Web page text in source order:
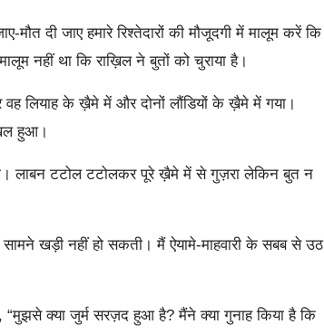
दी जाए हमारे रिश्तेदारों की मौजूदगी में मालूम करें कि
नहीं था कि राख़िल ने बुतों को चुराया है।
लियाह के ख़ैमे में और दोनों लौंडियों के ख़ैमे में गया।
हुआ।
लाबन टटोल टटोलकर पूरे ख़ैमे में से गुज़रा लेकिन बुत न
खड़ी नहीं हो सकती। मैं ऐयामे-माहवारी के सबब से उठ
क्या जुर्म सरज़द हुआ है? मैंने क्या गुनाह किया है कि